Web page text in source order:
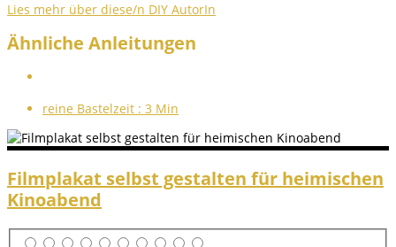
Lies mehr über diese/n DIY AutorIn
Ähnliche Anleitungen
reine Bastelzeit : 3 Min
Filmplakat selbst gestalten für heimischen
Kinoabend